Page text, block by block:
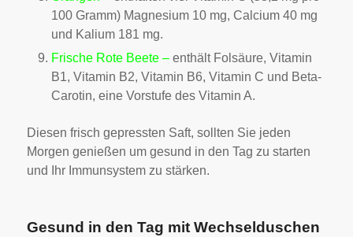
100 Gramm) Magnesium 10 mg, Calcium 40 mg
und Kalium 181 mg.
Frische Rote Beete – enthält Folsäure, Vitamin
B1, Vitamin B2, Vitamin B6, Vitamin C und Beta-
Carotin, eine Vorstufe des Vitamin A.
Diesen frisch gepressten Saft, sollten Sie jeden
Morgen genießen um gesund in den Tag zu starten
und Ihr Immunsystem zu stärken.
Gesund in den Tag mit Wechselduschen